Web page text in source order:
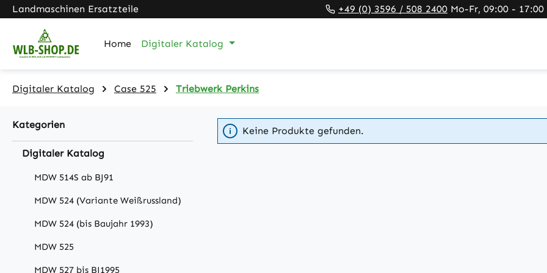
Hauptinhalt springen
Zur Suche springen
Zur Hauptnavigation springen
Landmaschinen Ersatzteile +49 (0) 3596 / 508 2400 Mo-Fr, 09:00 - 17:00
Home Digitaler Katalog
Digitaler Katalog Case 525 Triebwerk Perkins
Kategorien
Digitaler Katalog
MDW 514S ab BJ91
MDW 524 (Variante Weißrussland)
MDW 524 (bis Baujahr 1993)
MDW 525
MDW 527 bis BJ1995
Keine Produkte gefunden.